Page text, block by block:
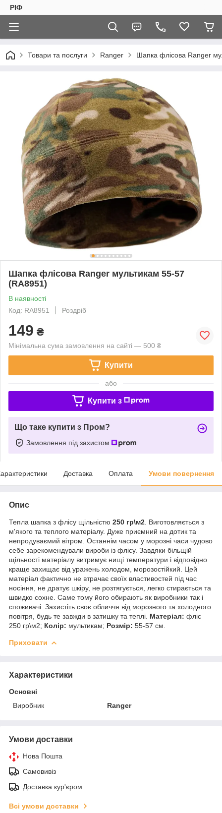
РІФ
Товари та послуги Ranger Шапка флісова Ranger
Шапка флісова Ranger мультикам 55-57
(RA8951)
В наявності
Код: RA8951
Роздріб
149 ₴
Мінімальна сума замовлення на сайті — 500 ₴
Купити
або
Купити з
Що таке купити з Пром?
Замовлення під захистом
Доставка Оплата Умови повернення
Опис
Тепла шапка з флісу щільністю 250 гр\м2 . Виготовляється з
м'якого та теплого матеріалу. Дуже приємний на дотик та
непродуваємий вітром. Останнім часом у морозні часи чудово
себе зарекомендували вироби із флісу. Завдяки більщій
щільності матеріалу витримує нищі температури і відповідно
краще захищає від уражень холодом, морозостійкий. Цей
матеріал фактично не втрачає своїх властивостей під час
носіння, не дратує шкіру, не розтягується, легко стирається та
швидко сохне. Саме тому його обирають як виробники так і
споживачі. Захистіть своє обличчя від морозного та холодного
повітря, будь те завжди в затишку та теплі. Матеріал: фліс
250 гр\м2; Колір: мультикам; Розмір: 55-57 см.
Приховати
Характеристики
Основні
Виробник
Ranger
Умови доставки
Нова Пошта
Самовивіз
Доставка кур'єром
Всі умови доставки